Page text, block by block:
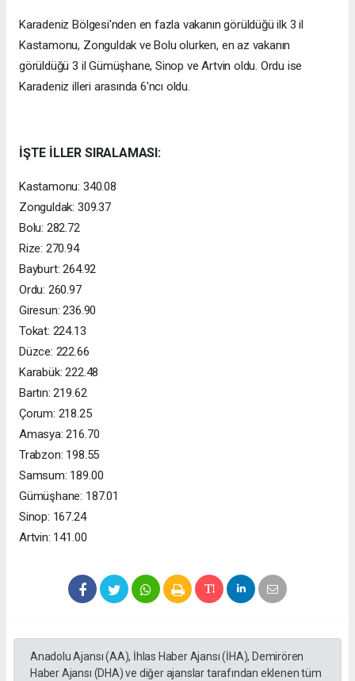
Karadeniz Bölgesi'nden en fazla vakanın görüldüğü ilk 3 il
Kastamonu, Zonguldak ve Bolu olurken, en az vakanın
görüldüğü 3 il Gümüşhane, Sinop ve Artvin oldu. Ordu ise
Karadeniz illeri arasında 6'ncı oldu.
İŞTE İLLER SIRALAMASI:
Kastamonu: 340.08
Zonguldak: 309.37
Bolu: 282.72
Rize: 270.94
Bayburt: 264.92
Ordu: 260.97
Giresun: 236.90
Tokat: 224.13
Düzce: 222.66
Karabük: 222.48
Bartın: 219.62
Çorum: 218.25
Amasya: 216.70
Trabzon: 198.55
Samsum: 189.00
Gümüşhane: 187.01
Sinop: 167.24
Artvin: 141.00
Anadolu Ajansı (AA), İhlas Haber Ajansı (İHA), Demirören
Haber Ajansı (DHA) ve diğer ajanslar tarafından eklenen tüm